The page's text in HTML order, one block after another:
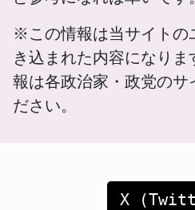
※この情報は当サイトの
き込まれた内容になり
報は各政治家・政党のサ
ださい。
X